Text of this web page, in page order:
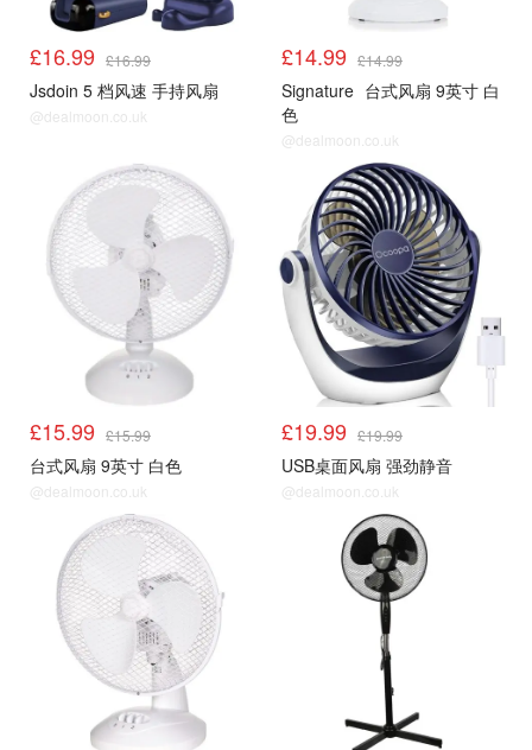
£16.99 £16.99
Jsdoin 5 档风速 手持风扇
@dealmoon.co.uk
£14.99 £14.99
Signature 台式风扇 9英寸 白
色
@dealmoon.co.uk
£15.99 £15.99
台式风扇 9英寸 白色
@dealmoon.co.uk
£19.99 £19.99
USB桌面风扇 强劲静音
@dealmoon.co.uk